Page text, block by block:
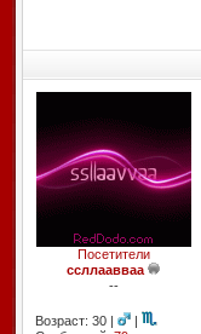
Посетители
ссллаавваа
--
Возраст: 30 |
|